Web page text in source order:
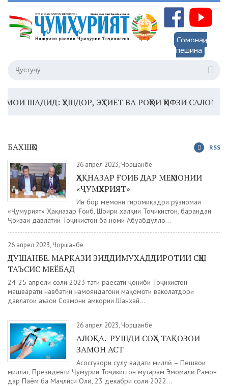
Сомонаи
пешина
ШАДИД: ҲУШДОР, ЭҲТИЁТ ВА РОҲҲОИ ҲИФЗИ САЛОМАТӢ
БАХШҲО RSS
26 апрел 2023, Чоршанбе
ҲАҚНАЗАР ҒОИБ ДАР МЕҲМОНИИ
«ҶУМҲУРИЯТ»
Ин бор меҳмони гиромиқадри рӯзномаи
«Ҷумҳурият» Ҳақназар Ғоиб, Шоири халқии Тоҷикистон, барандаи
Ҷоизаи давлатии Тоҷикистон ба номи Абуабдулло...
26 апрел 2023, Чоршанбе
ДУШАНБЕ. МАРКАЗИ ЗИДДИМУХАДДИРОТИИ СҲШ
ТАЪСИС МЕЁБАД
24-25 апрели соли 2023 таҳти раёсати ҷониби Тоҷикистон
машварати навбатии намояндагони мақомоти ваколатдори
давлатҳои аъзои Созмони ҳамкории Шанхай...
26 апрел 2023, Чоршанбе
АЛОҚА. РУШДИ СОҲА ТАҚОЗОИ
ЗАМОН АСТ
Асосгузори сулҳу ваҳдати миллӣ – Пешвои
миллат, Президенти Ҷумҳурии Тоҷикистон муҳтарам Эмомалӣ Раҳмон
дар Паём ба Маҷлиси Олӣ, 23 декабри соли 2022...